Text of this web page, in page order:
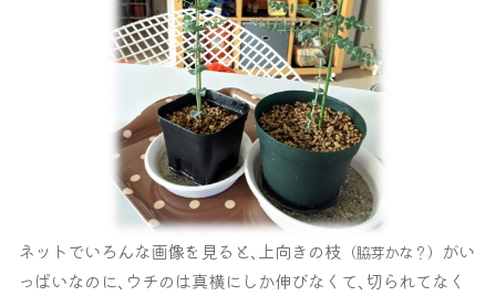
ネットでいろんな画像を見ると､上向きの枝 （脇芽かな？） がい
っぱいなのに､ウチのは真横にしか伸びなくて､切られてなく